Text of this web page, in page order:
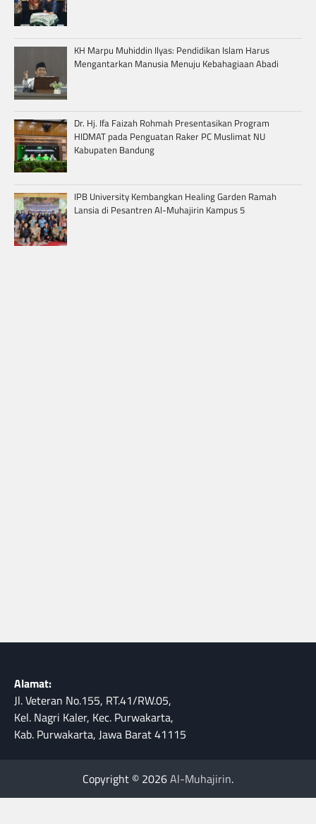
KH Marpu Muhiddin Ilyas: Pendidikan Islam Harus
Mengantarkan Manusia Menuju Kebahagiaan Abadi
Dr. Hj. Ifa Faizah Rohmah Presentasikan Program
HIDMAT pada Penguatan Raker PC Muslimat NU
Kabupaten Bandung
IPB University Kembangkan Healing Garden Ramah
Lansia di Pesantren Al-Muhajirin Kampus 5
Alamat:
Jl. Veteran No.155, RT.41/RW.05,
Kel. Nagri Kaler, Kec. Purwakarta,
Kab. Purwakarta, Jawa Barat 41115
Copyright © 2026Al-Muhajirin.